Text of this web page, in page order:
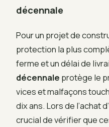
décennale
Pour un projet de
protection la plus
ferme et un délai de
décennale protège le
vices et malfaçons
dix ans. Lors de l’achat
crucial de vérifier que